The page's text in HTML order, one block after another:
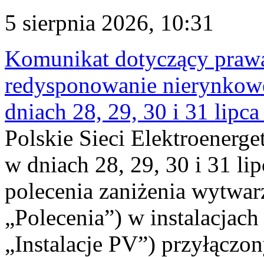
5 sierpnia 2026, 10:31
Komunikat dotyczący
redysponowanie
dniach 28, 29, 30 i 31
Polskie Sieci
w dniach 28, 29, 30 i 31
polecenia zaniżenia
„Polecenia”) w
„Instalacje PV”)